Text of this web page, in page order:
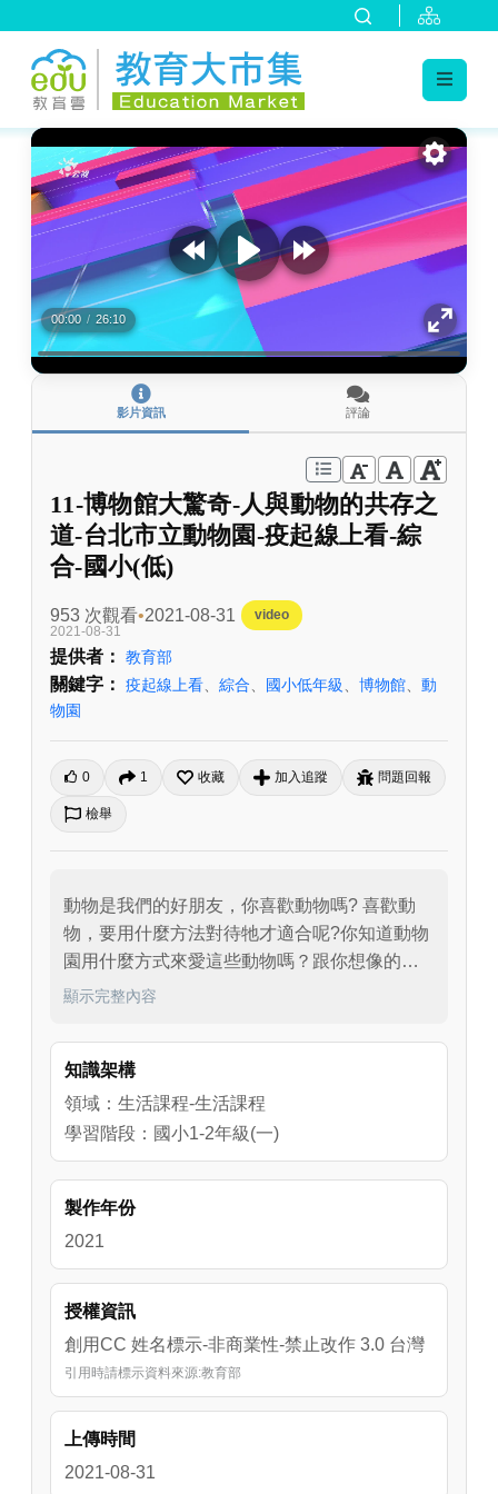
:::
00:00 / 26:10
影片資訊 評論
11-博物館大驚奇-人與動物的共存之
道-台北市立動物園-疫起線上看-綜
合-國小(低)
953 次觀看 2021-08-31
video
2021-08-31
提供者： 教育部
關鍵字： 疫起線上看 綜合 國小低年級 博物館
動
物園
0 1 收藏 加入追蹤 問題回報
檢舉
動物是我們的好朋友，你喜歡動物嗎? 喜歡動
物，要用什麼方法對待牠才適合呢?你知道動物
園用什麼方式來愛這些動物嗎？跟你想像的方
式有一樣嗎?想像一下，如果我們是動物園裡的
顯示完整內容
知識架構
領域：生活課程-生活課程
學習階段：國小1-2年級(一)
製作年份
2021
授權資訊
創用CC 姓名標示-非商業性-禁止改作 3.0 台灣
引用時請標示資料來源:教育部
上傳時間
2021-08-31